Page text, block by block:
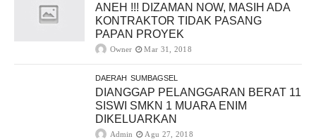
ANEH !!! DIZAMAN NOW, MASIH ADA
KONTRAKTOR TIDAK PASANG
PAPAN PROYEK
Owner Mar 31, 2018
DAERAH SUMBAGSEL
DIANGGAP PELANGGARAN BERAT 11
SISWI SMKN 1 MUARA ENIM
DIKELUARKAN
Admin Agu 27, 2018